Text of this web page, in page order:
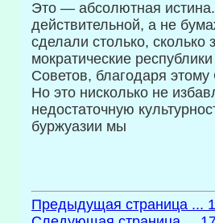
Это — абсолютная истина.
действительной, а не
сделали столько,
мократические
Советов, бла­годаря
Но это нисколько не
недостаточную
буржуазии мы
Предыдущая страница ...